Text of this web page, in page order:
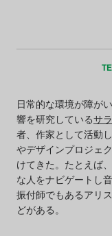
日常的な環境が障が
響を研究しているサ
者、作家として活動
やデザインプロジェ
けてきた。たとえば
な人をナビゲートし
振付師でもあるアリ
どがある。